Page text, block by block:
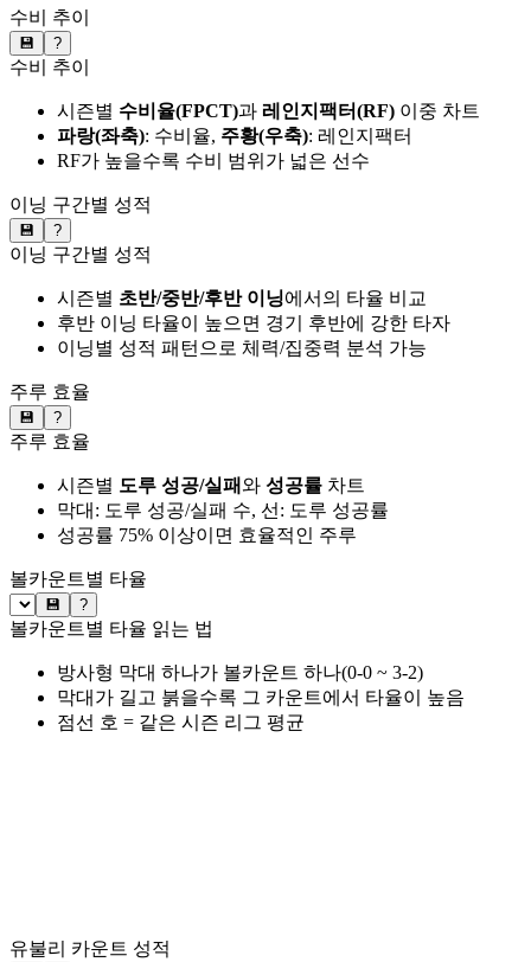
수비 추이
💾 ?
수비 추이
시즌별 수비율(FPCT)과 레인지팩터(RF) 이중 차트
파랑(좌축): 수비율, 주황(우축): 레인지팩터
RF가 높을수록 수비 범위가 넓은 선수
이닝 구간별 성적
💾 ?
이닝 구간별 성적
시즌별 초반/중반/후반 이닝에서의 타율 비교
후반 이닝 타율이 높으면 경기 후반에 강한 타자
이닝별 성적 패턴으로 체력/집중력 분석 가능
주루 효율
💾 ?
주루 효율
시즌별 도루 성공/실패와 성공률 차트
막대: 도루 성공/실패 수, 선: 도루 성공률
성공률 75% 이상이면 효율적인 주루
볼카운트별 타율
💾 ?
볼카운트별 타율 읽는 법
방사형 막대 하나가 볼카운트 하나(0-0 ~ 3-2)
막대가 길고 붉을수록 그 카운트에서 타율이 높음
점선 호 = 같은 시즌 리그 평균
유불리 카운트 성적